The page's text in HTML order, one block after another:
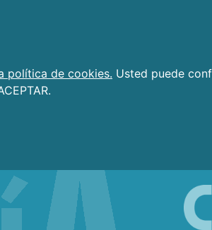
política de cookies. Usted puede